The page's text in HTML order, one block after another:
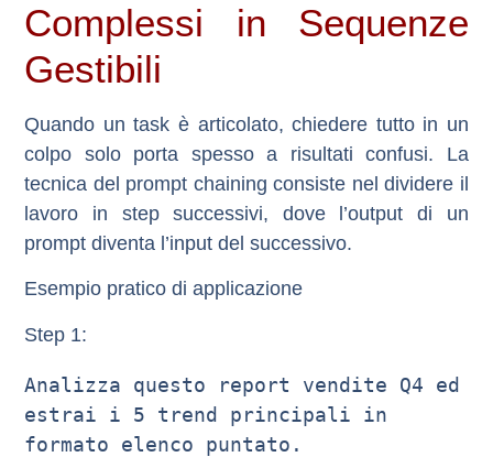
Complessi in Sequenze
Gestibili
Quando un task è articolato, chiedere tutto in un
colpo solo porta spesso a risultati confusi. La
tecnica del prompt chaining consiste nel dividere il
lavoro in step successivi, dove l’output di un
prompt diventa l’input del successivo.
Esempio pratico di applicazione
Step 1:
Analizza questo report vendite Q4 ed
estrai i 5 trend principali in
formato elenco puntato.